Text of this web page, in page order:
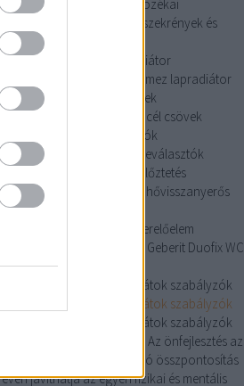
szekrények és tartozékai
szekrények és
acéllemez lapradiátor
acéllemez lapradiátor
szénacél csövek
szénacél csövek
szénacél csövek
iszapleválasztók
iszapleválasztók
iszapleválasztók
hővisszanyerős szellőztetés
szellőztetés
hővisszanyerős
Geberit Duofix WC szerelőelem
Geberit Duofix WC
Honeywell helyiségtermosztátok szabályzók
Honeywell helyiségtermosztátok szabályzók
Honeywell helyiségtermosztátok szabályzók
Pozitív hatás az egészségre: Az önfejlesztés az
életmódra való összpontosítás
javíthatja az egyén fizikai és mentális